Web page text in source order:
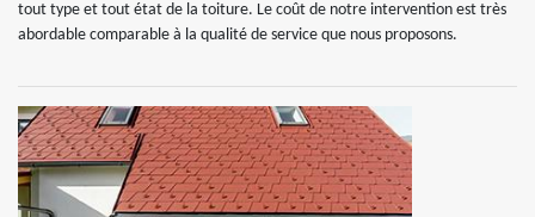
tout type et tout état de la toiture. Le coût de notre intervention est très
abordable comparable à la qualité de service que nous proposons.